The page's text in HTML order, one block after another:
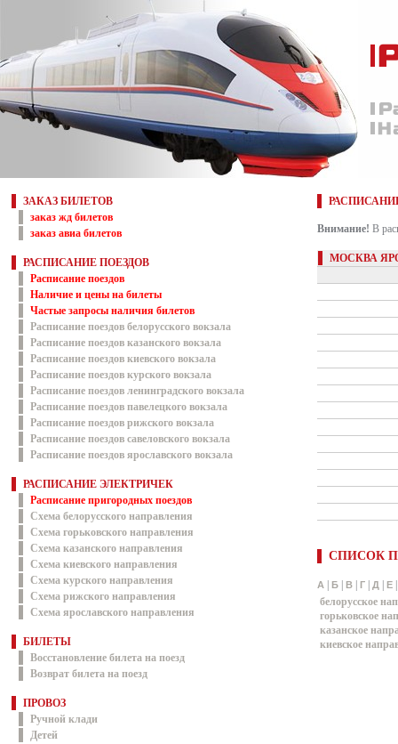
ЗАКАЗ БИЛЕТОВ
заказ жд билетов
заказ авиа билетов
РАСПИСАНИЕ ПОЕЗДОВ
Расписание поездов
Наличие и цены на билеты
Частые запросы наличия билетов
Расписание поездов белорусского вокзала
Расписание поездов казанского вокзала
Расписание поездов киевского вокзала
Расписание поездов курского вокзала
Расписание поездов ленинградского вокзала
Расписание поездов павелецкого вокзала
Расписание поездов рижского вокзала
Расписание поездов савеловского вокзала
Расписание поездов ярославского вокзала
РАСПИСАНИЕ ЭЛЕКТРИЧЕК
Расписание пригородных поездов
Схема белорусского направления
Схема горьковского направления
Схема казанского направления
Схема киевского направления
Схема курского направления
Схема рижского направления
Схема ярославского направления
БИЛЕТЫ
Восстановление билета на поезд
Возврат билета на поезд
ПРОВОЗ
Ручной клади
Детей
Внимание! В
МОСКВА
СПИСОК
А Б В Г Д Е
белорусское
горьковское
казанское
киевское